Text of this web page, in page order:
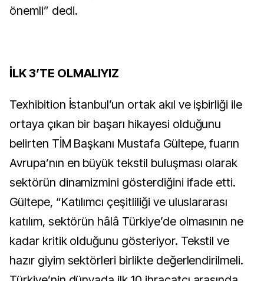
önemli” dedi.
İLK 3’TE OLMALIYIZ
Texhibition İstanbul’un ortak akıl ve işbirliği ile
ortaya çıkan bir başarı hikayesi olduğunu
belirten TİM Başkanı Mustafa Gültepe, fuarın
Avrupa’nın en büyük tekstil buluşması olarak
sektörün dinamizmini gösterdiğini ifade etti.
Gültepe, “Katılımcı çeşitliliği ve uluslararası
katılım, sektörün hâlâ Türkiye’de olmasının ne
kadar kritik olduğunu gösteriyor. Tekstil ve
hazır giyim sektörleri birlikte değerlendirilmeli.